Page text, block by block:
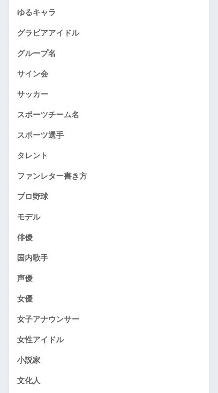
ゆるキャラ
グラビアアイドル
グループ名
サイン会
サッカー
スポーツチーム名
スポーツ選手
タレント
ファンレター書き方
プロ野球
モデル
俳優
国内歌手
声優
女優
女子アナウンサー
女性アイドル
小説家
文化人